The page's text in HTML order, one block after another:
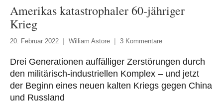
Amerikas katastrophaler 60-jähriger
Krieg
20. Februar 2022 William Astore 3 Kommentare
Drei Generationen auffälliger Zerstörungen durch
den militärisch-industriellen Komplex – und jetzt
der Beginn eines neuen kalten Kriegs gegen China
und Russland